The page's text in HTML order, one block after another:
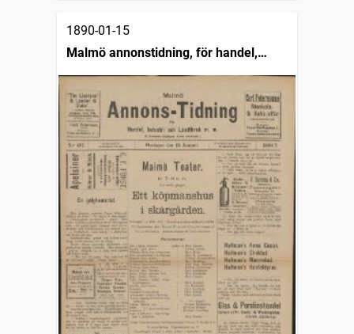
1890-01-15
Malmö annonstidning, för handel,
industri och landtbruk